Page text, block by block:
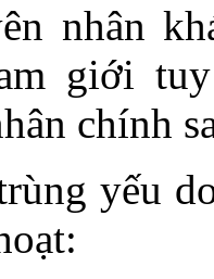
nhân
giới
chính
yếu